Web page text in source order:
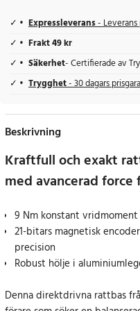
Expressleverans- Leverans
Frakt 49 kr
Säkerhet- Certifierade av
Trygghet- 30 dagars
Beskrivning
Kraftfull och exakt
med avancerad force
9 Nm konstant
21-bitars magnetisk
precision
Robust hölje i
Denna direktdrivna rattbas